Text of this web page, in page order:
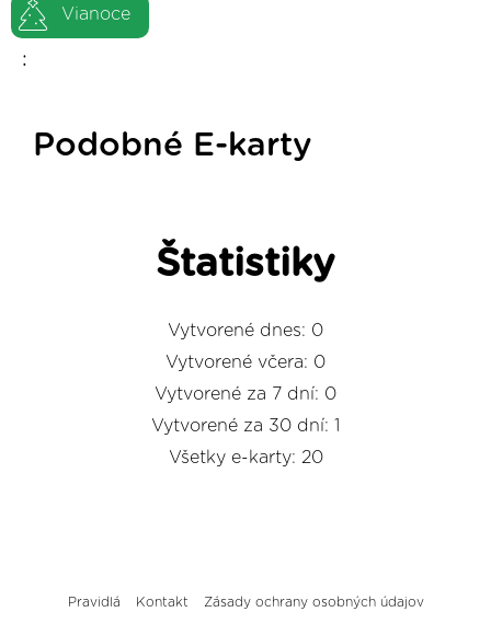
Vianoce
:
Podobné E-karty
Štatistiky
Vytvorené dnes: 0
Vytvorené včera: 0
Vytvorené za 7 dní: 0
Vytvorené za 30 dní: 1
Všetky e-karty: 20
Pravidlá Kontakt Zásady ochrany osobných údajov